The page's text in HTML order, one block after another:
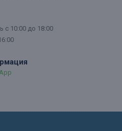
с 10:00 до 18:00